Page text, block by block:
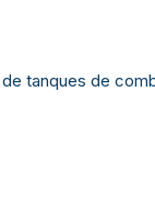
tanques de